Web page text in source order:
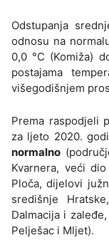
Odstupanja
odnosu na
0,0 °C (Komiža)
postajama
višegodišnjem
Prema raspodjeli
za ljeto 2020.
normalno
Kvarnera, veći
Ploča, dijelovi
središnje
Dalmacija i
Pelješac i Mljet).